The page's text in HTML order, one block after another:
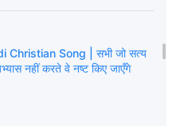
Christian Song | सभी जो सत्य
नहीं करते वे नष्ट किए जाएँगे